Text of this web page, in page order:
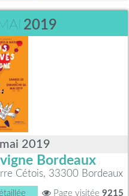
2019
2019
Bordeaux
Cétois, 33300 Bordeaux
Page visitée 9215